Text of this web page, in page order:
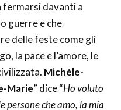
fermarsi davanti a
guerre e che
delle feste come gli
la pace e l’amore, le
Michèle-
Marie” dice “Ho voluto
persone che amo, la mia